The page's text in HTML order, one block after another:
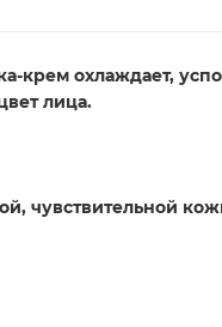
крем охлаждает,
лица.
чувствительной